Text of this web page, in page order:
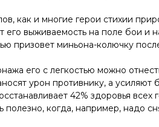
как и многие герои стихии
его выживаемость на поле бои и
призовет миньона-колючку
его с легкостью можно
урон противнику, а
42% здоровья всех
полезно, когда, например, надо